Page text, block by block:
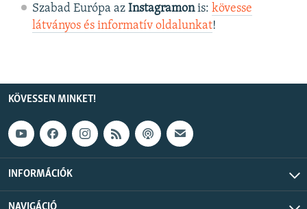
Szabad Európa az Instagramonis: kövesse
látványos és informatív oldalunkat! ​
KÖVESSEN MINKET!
INFORMÁCIÓK